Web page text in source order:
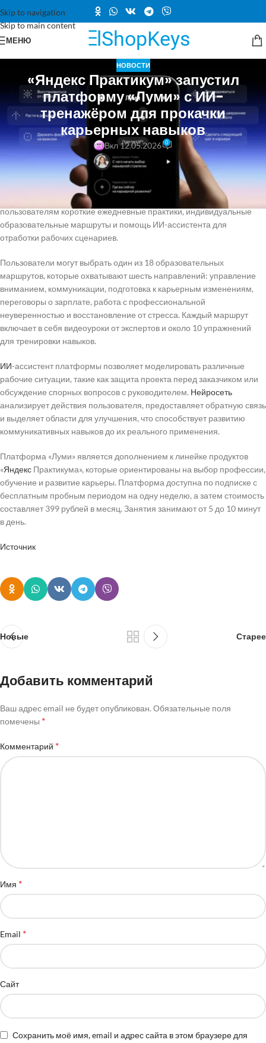
Skip to navigation
Skip to main content
МЕНЮ
НОВОСТИ
«Яндекс Практикум» запустил
платформу «Луми» с ИИ-
тренажёром для прокачки
карьерных навыков
Вкл 12.05.2026 0
Команда «Яндекс Практикума» анонсировала запуск новой
платформы под названием «Луми», которая предназначена для
развития востребованных на рынке труда «мягких» навыков,
способствующих карьерному росту. Платформа предлагает
пользователям короткие ежедневные практики, индивидуальные
образовательные маршруты и помощь ИИ-ассистента для
отработки рабочих сценариев.
Пользователи могут выбрать один из 18 образовательных
маршрутов, которые охватывают шесть направлений: управление
вниманием, коммуникации, подготовка к карьерным изменениям,
переговоры о зарплате, работа с профессиональной
неуверенностью и восстановление от стресса. Каждый маршрут
включает в себя видеоуроки от экспертов и около 10 упражнений
для тренировки навыков.
ИИ-ассистент платформы позволяет моделировать различные
рабочие ситуации, такие как защита проекта перед заказчиком или
обсуждение спорных вопросов с руководителем. Нейросеть
анализирует действия пользователя, предоставляет обратную связь
и выделяет области для улучшения, что способствует развитию
коммуникативных навыков до их реального применения.
Платформа «Луми» является дополнением к линейке продуктов
«Яндекс Практикума», которые ориентированы на выбор профессии,
обучение и развитие карьеры. Платформа доступна по подписке с
бесплатным пробным периодом на одну неделю, а затем стоимость
составляет 399 рублей в месяц. Занятия занимают от 5 до 10 минут
в день.
Источник
Новые Старее
Добавить комментарий
Ваш адрес email не будет опубликован. Обязательные поля
помечены *
Комментарий *
Имя *
Email *
Сайт
Сохранить моё имя, email и адрес сайта в этом браузере для